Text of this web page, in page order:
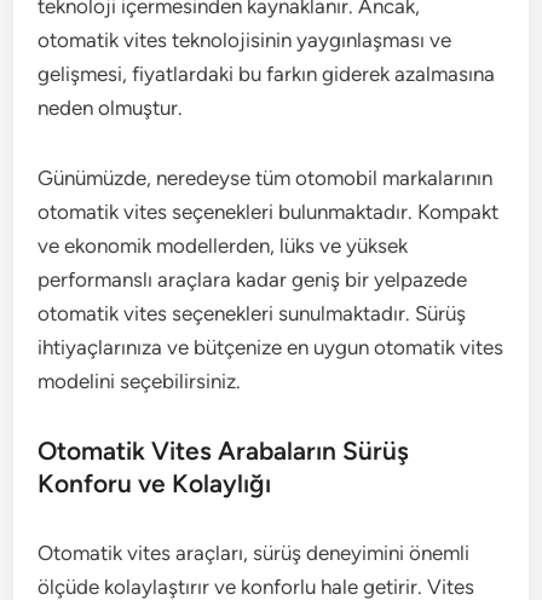
teknoloji içermesinden kaynaklanır. Ancak,
otomatik vites teknolojisinin yaygınlaşması ve
gelişmesi, fiyatlardaki bu farkın giderek azalmasına
neden olmuştur.
Günümüzde, neredeyse tüm otomobil markalarının
otomatik vites seçenekleri bulunmaktadır. Kompakt
ve ekonomik modellerden, lüks ve yüksek
performanslı araçlara kadar geniş bir yelpazede
otomatik vites seçenekleri sunulmaktadır. Sürüş
ihtiyaçlarınıza ve bütçenize en uygun otomatik vites
modelini seçebilirsiniz.
Otomatik Vites Arabaların Sürüş
Konforu ve Kolaylığı
Otomatik vites araçları, sürüş deneyimini önemli
ölçüde kolaylaştırır ve konforlu hale getirir. Vites